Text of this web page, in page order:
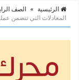
الرئيسية » الصف
المعادلات التي تتضمن